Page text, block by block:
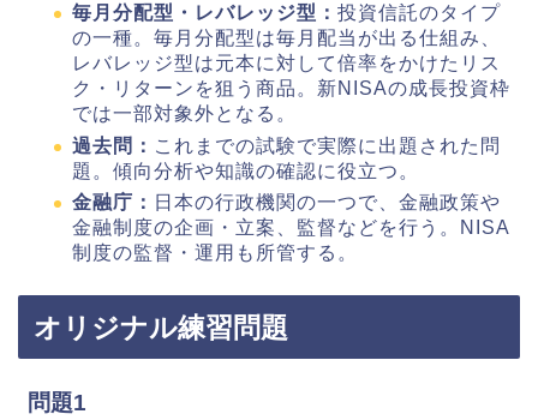
毎月分配型・レバレッジ型： 投資信託のタイプ
の一種。毎月分配型は毎月配当が出る仕組み、
レバレッジ型は元本に対して倍率をかけたリス
ク・リターンを狙う商品。新NISAの成長投資枠
では一部対象外となる。
過去問： これまでの試験で実際に出題された問
題。傾向分析や知識の確認に役立つ。
金融庁： 日本の行政機関の一つで、金融政策や
金融制度の企画・立案、監督などを行う。NISA
制度の監督・運用も所管する。
オリジナル練習問題
問題1